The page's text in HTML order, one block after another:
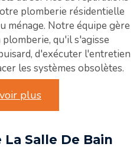
plomberie résidentielle
ménage. Notre équipe gère
qu'il s'agisse
d'exécuter l'entretien
les systèmes obsolètes.
plus
Salle De Bain